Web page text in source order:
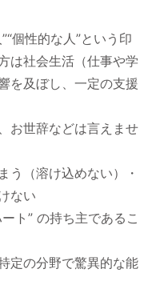
個性的な人”という印
は社会生活（仕事や学
を及ぼし、一定の支援
お世辞などは言えませ
う（溶け込めない）・
ない
ト” の持ち主であるこ
定の分野で驚異的な能